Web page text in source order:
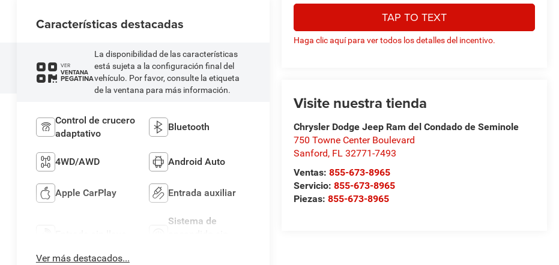
TAP TO TEXT
Haga clic aquí para ver todos los detalles del incentivo.
Visite nuestra tienda
Chrysler Dodge Jeep Ram del Condado de Seminole
750 Towne Center Boulevard
Sanford, FL 32771-7493
Ventas: 855-673-8965
Servicio: 855-673-8965
Piezas: 855-673-8965
Características destacadas
VER
VENTANA
PEGATINA
La disponibilidad de las características
está sujeta a la configuración final del
vehículo. Por favor, consulte la etiqueta
de la ventana para más información.
Control de crucero
adaptativo
Bluetooth
4WD/AWD Android Auto
Apple CarPlay Entrada auxiliar
Sistema de
Ver más destacados...